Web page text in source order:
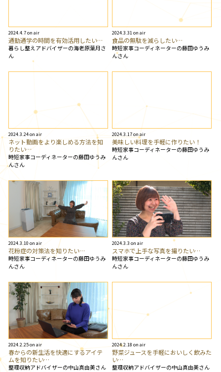
2024.4.7 on air
通勤通学の時間を有効活用したい…
暮らし整えアドバイザーの海老原葉月さ
ん
2024.3.31 on air
食品の無駄を減らしたい…
時短家事コーディネーターの藤田ゆうみ
んさん
2024.3.24 on air
ネット動画をより楽しめる方法を知
りたい…
時短家事コーディネーターの藤田ゆうみ
んさん
2024.3.17 on air
美味しい料理を手軽に作りたい！
時短家事コーディネーターの藤田ゆうみ
んさん
2024.3.10 on air
花粉症の対策法を知りたい…
時短家事コーディネーターの藤田ゆうみ
んさん
2024.3.3 on air
スマホで上手な写真を撮りたい…
時短家事コーディネーターの藤田ゆうみ
んさん
2024.2.25 on air
春からの新生活を快適にするアイテ
ムを知りたい…
整理収納アドバイザーの中山真由美さん
2024.2.18 on air
野菜ジュースを手軽においしく飲みた
い…
整理収納アドバイザーの中山真由美さん